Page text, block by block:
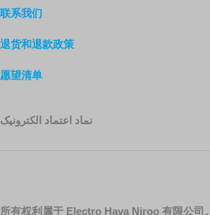
联系我们
退货和退款政策
愿望清单
نماد اعتماد الکترونیک
所有权利属于 Electro Hava Niroo 有限公司。